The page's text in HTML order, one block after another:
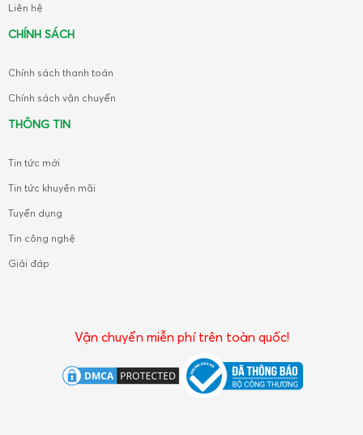
Liên hệ
CHÍNH SÁCH
Chính sách thanh toán
Chính sách vận chuyển
THÔNG TIN
Tin tức mới
Tin tức khuyến mãi
Tuyển dụng
Tin công nghệ
Giải đáp
Vận chuyển miễn phí trên toàn quốc!